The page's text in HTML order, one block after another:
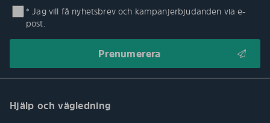
* Jag vill få nyhetsbrev och kampanjerbjudanden via e-
post.
Hjälp och vägledning